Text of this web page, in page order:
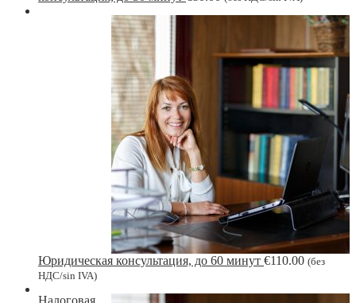
Юридическая консультация, до 60 минут €110.00 (без
НДС/sin IVA)